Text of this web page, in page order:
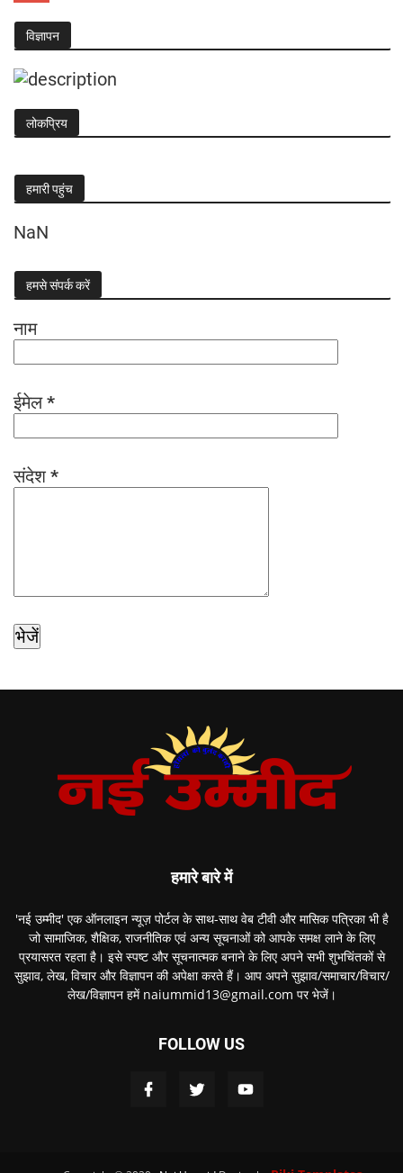
विज्ञापन
लोकप्रिय
हमारी पहुंच
NaN
हमसे संपर्क करें
नाम
ईमेल*
संदेश*
हमारे बारे में
'नई उम्मीद' एक ऑनलाइन न्यूज़ पोर्टल के साथ-साथ वेब टीवी और मासिक पत्रिका भी है
जो सामाजिक, शैक्षिक, राजनीतिक एवं अन्य सूचनाओं को आपके समक्ष लाने के लिए
प्रयासरत रहता है। इसे स्पष्ट और सूचनात्मक बनाने के लिए अपने सभी शुभचिंतकों से
सुझाव, लेख, विचार और विज्ञापन की अपेक्षा करते हैं। आप अपने सुझाव/समाचार/विचार/
लेख/विज्ञापन हमें naiummid13@gmail.com पर भेजें।
FOLLOW US